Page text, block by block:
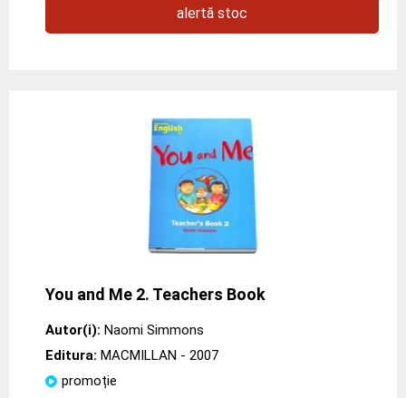
alertă stoc
You and Me 2. Teachers Book
Autor(i): Naomi Simmons
Editura: MACMILLAN - 2007
promoție